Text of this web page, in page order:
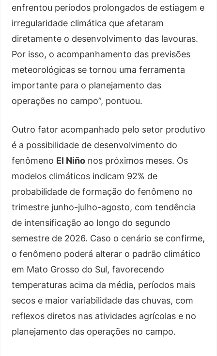
enfrentou períodos prolongados de estiagem e
irregularidade climática que afetaram
diretamente o desenvolvimento das lavouras.
Por isso, o acompanhamento das previsões
meteorológicas se tornou uma ferramenta
importante para o planejamento das
operações no campo”, pontuou.
Outro fator acompanhado pelo setor produtivo
é a possibilidade de desenvolvimento do
fenômeno El Niño nos próximos meses. Os
modelos climáticos indicam 92% de
probabilidade de formação do fenômeno no
trimestre junho-julho-agosto, com tendência
de intensificação ao longo do segundo
semestre de 2026. Caso o cenário se confirme,
o fenômeno poderá alterar o padrão climático
em Mato Grosso do Sul, favorecendo
temperaturas acima da média, períodos mais
secos e maior variabilidade das chuvas, com
reflexos diretos nas atividades agrícolas e no
planejamento das operações no campo.